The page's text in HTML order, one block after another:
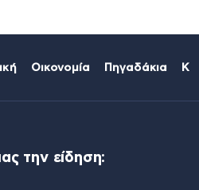
Οικονομία Πηγαδάκια
την είδηση: